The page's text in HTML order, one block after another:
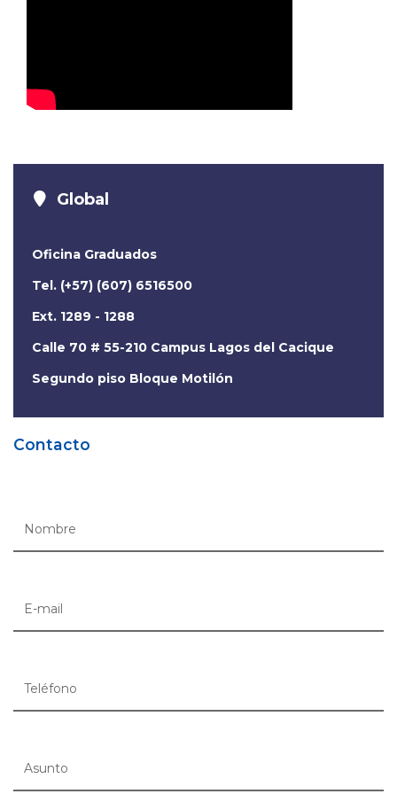
Global
Oficina Graduados
Tel. (+57) (607) 6516500
Ext. 1289 - 1288
Calle 70 # 55-210 Campus Lagos del Cacique
Segundo piso Bloque Motilón
Contacto